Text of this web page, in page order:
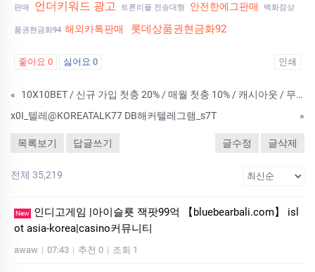
판매 언더키워드 광고 트론리플 전송대행 안전한에그판매 백화점상
품권현금화94 해외카톡판매 롯데상품권현금화92
좋아요 0 싫어요 0 인쇄
«
10X10BET / 신규 가입 첫충 20% / 매월 첫충 10% / 캐시아웃 / 무제재
x0I_텔레@KOREATALK77 DB해커텔레그램_s7T
»
목록보기 답글쓰기 글수정 글삭제
전체 35,219
New
인디­고게임 |아이슬룟 잭­팟99억 【bluebearbali.com】 is­l
ot asia-korea|casino커뮤니티
awaw | 07:43 | 추천 0 | 조회 1